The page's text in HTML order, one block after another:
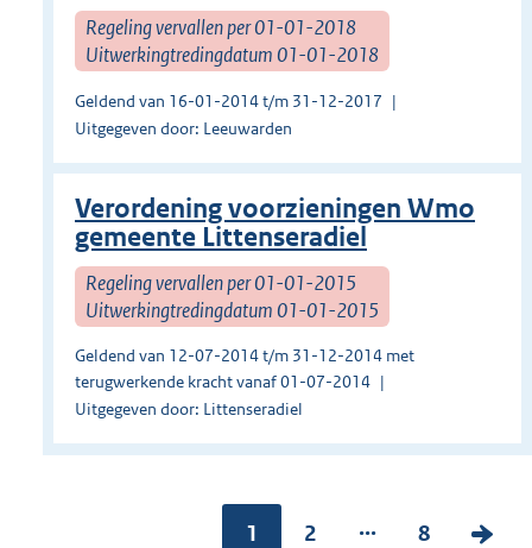
Regeling vervallen per 01-01-2018
Uitwerkingtredingdatum 01-01-2018
Geldend van 16-01-2014 t/m 31-12-2017
Uitgegeven door: Leeuwarden
Verordening voorzieningen Wmo
gemeente Littenseradiel
Regeling vervallen per 01-01-2015
Uitwerkingtredingdatum 01-01-2015
Geldend van 12-07-2014 t/m 31-12-2014 met
terugwerkende kracht vanaf 01-07-2014
Uitgegeven door: Littenseradiel
Pagina:
1
P
2 ...
P
8
V